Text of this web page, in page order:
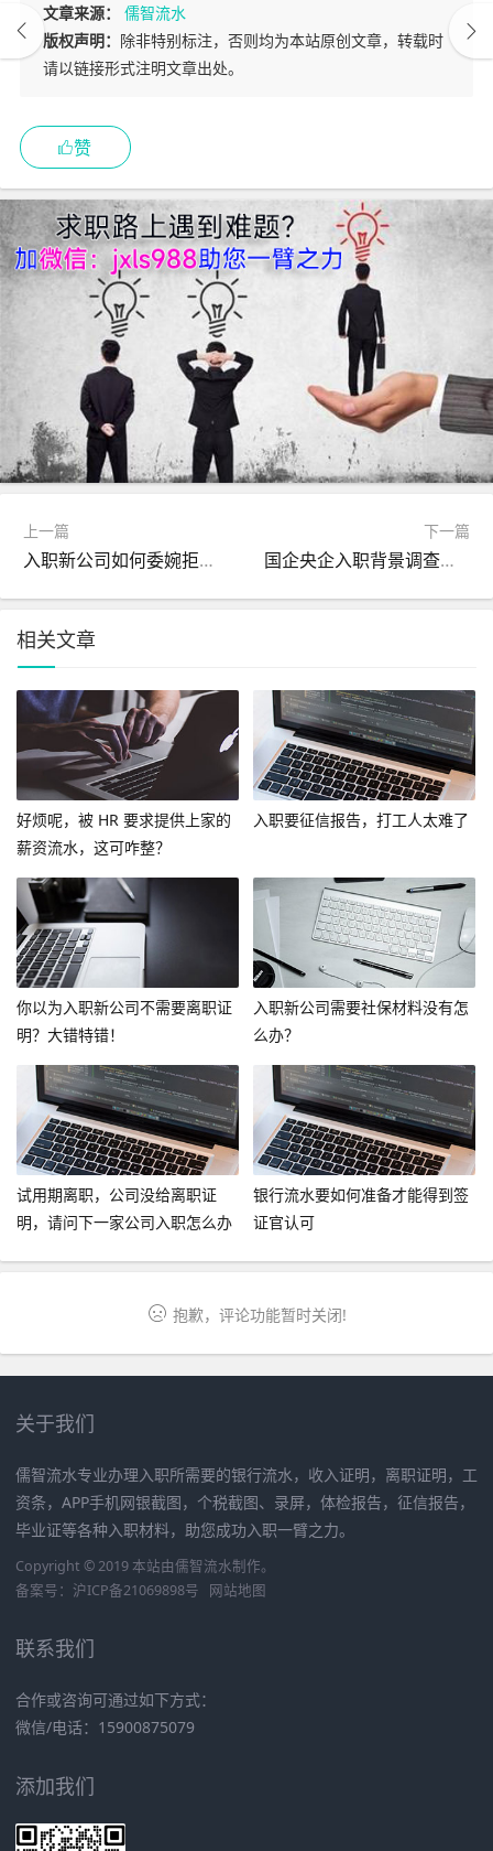
文章来源：
儒智流水
版权声明： 除非特别标注，否则均为本站原创文章，转载时
请以链接形式注明文章出处。
赞
上一篇
入职新公司如何委婉拒绝薪资证明提供?
下一篇
国企央企入职背景调查严格吗?
相关文章
好烦呢，被 HR 要求提供上家的
薪资流水，这可咋整？
入职要征信报告，打工人太难了
你以为入职新公司不需要离职证
明？大错特错！
入职新公司需要社保材料没有怎
么办？
试用期离职，公司没给离职证
明，请问下一家公司入职怎么办
银行流水要如何准备才能得到签
证官认可
抱歉，评论功能暂时关闭!
关于我们
儒智流水专业办理入职所需要的银行流水，收入证明，离职证明，工
资条，APP手机网银截图，个税截图、录屏，体检报告，征信报告，
毕业证等各种入职材料，助您成功入职一臂之力。
Copyright © 2019 本站由儒智流水制作。
备案号： 沪ICP备21069898号 网站地图
联系我们
合作或咨询可通过如下方式：
微信/电话：15900875079
添加我们